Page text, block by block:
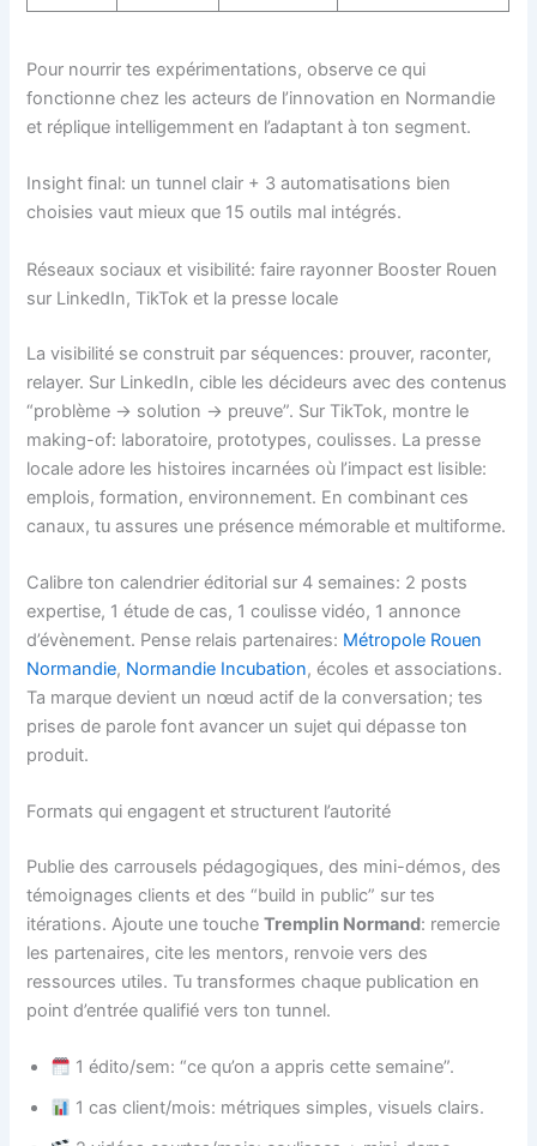
Pour nourrir tes expérimentations, observe ce qui
fonctionne chez les acteurs de l’innovation en Normandie
et réplique intelligemment en l’adaptant à ton segment.
Insight final: un tunnel clair + 3 automatisations bien
choisies vaut mieux que 15 outils mal intégrés.
Réseaux sociaux et visibilité: faire rayonner Booster Rouen
sur LinkedIn, TikTok et la presse locale
La visibilité se construit par séquences: prouver, raconter,
relayer. Sur LinkedIn, cible les décideurs avec des contenus
“problème → solution → preuve”. Sur TikTok, montre le
making-of: laboratoire, prototypes, coulisses. La presse
locale adore les histoires incarnées où l’impact est lisible:
emplois, formation, environnement. En combinant ces
canaux, tu assures une présence mémorable et multiforme.
Calibre ton calendrier éditorial sur 4 semaines: 2 posts
expertise, 1 étude de cas, 1 coulisse vidéo, 1 annonce
d’évènement. Pense relais partenaires: Métropole Rouen
Normandie, Normandie Incubation, écoles et associations.
Ta marque devient un nœud actif de la conversation; tes
prises de parole font avancer un sujet qui dépasse ton
produit.
Formats qui engagent et structurent l’autorité
Publie des carrousels pédagogiques, des mini-démos, des
témoignages clients et des “build in public” sur tes
itérations. Ajoute une toucheTremplin Normand: remercie
les partenaires, cite les mentors, renvoie vers des
ressources utiles. Tu transformes chaque publication en
point d’entrée qualifié vers ton tunnel.
1 édito/sem: “ce qu’on a appris cette semaine”.
1 cas client/mois: métriques simples, visuels clairs.